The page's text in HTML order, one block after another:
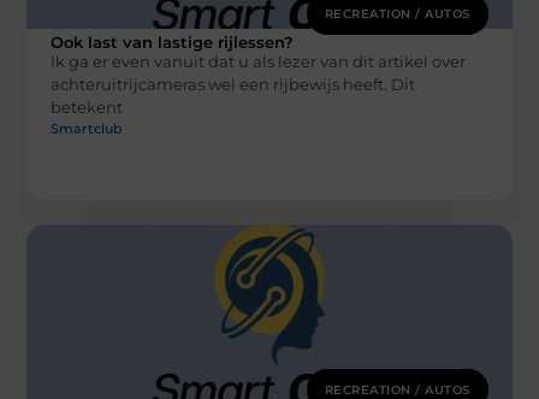
RECREATION / AUTOS
Ook last van lastige rijlessen?
Ik ga er even vanuit dat u als lezer van dit artikel over
achteruitrijcameras wel een rijbewijs heeft. Dit
betekent
Smartclub
RECREATION / AUTOS